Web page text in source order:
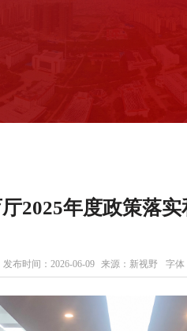
2025年度政策落
发布时间：2026-06-09 来源：新视野 字体